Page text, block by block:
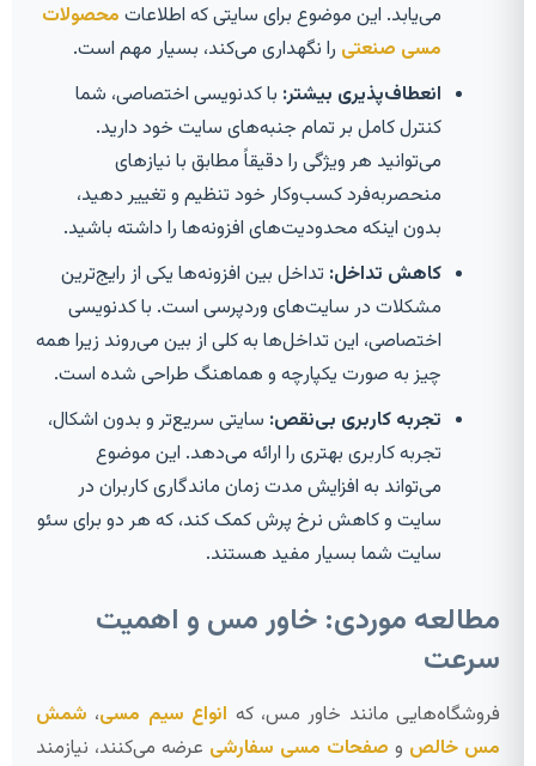
می‌یابد. این موضوع برای سایتی که اطلاعات محصولات
مسی صنعتی را نگهداری می‌کند، بسیار مهم است.
انعطاف‌پذیری بیشتر: با کدنویسی اختصاصی، شما
کنترل کامل بر تمام جنبه‌های سایت خود دارید.
می‌توانید هر ویژگی را دقیقاً مطابق با نیازهای
منحصربه‌فرد کسب‌وکار خود تنظیم و تغییر دهید،
بدون اینکه محدودیت‌های افزونه‌ها را داشته باشید.
کاهش تداخل: تداخل بین افزونه‌ها یکی از رایج‌ترین
مشکلات در سایت‌های وردپرسی است. با کدنویسی
اختصاصی، این تداخل‌ها به کلی از بین می‌روند زیرا همه
چیز به صورت یکپارچه و هماهنگ طراحی شده است.
تجربه کاربری بی‌نقص: سایتی سریع‌تر و بدون اشکال،
تجربه کاربری بهتری را ارائه می‌دهد. این موضوع
می‌تواند به افزایش مدت زمان ماندگاری کاربران در
سایت و کاهش نرخ پرش کمک کند، که هر دو برای سئو
سایت شما بسیار مفید هستند.
مطالعه موردی: خاور مس و اهمیت
سرعت
فروشگاه‌هایی مانند خاور مس، که انواع سیم مسی، شمش
مس خالص و صفحات مسی سفارشی عرضه می‌کنند، نیازمند